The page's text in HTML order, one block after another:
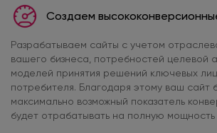
Создаем
Разрабатываем сайты с учетом
вашего бизнеса, потребностей целевой
моделей принятия решений ключевых
потребителя. Благодаря этому ваш сайт
максимально возможный показатель
будет отрабатывать на полную мощность